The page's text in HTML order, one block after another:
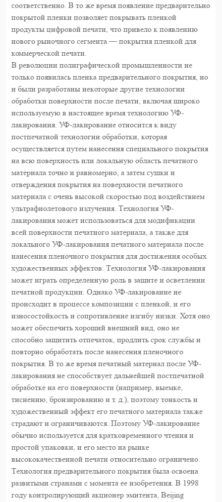
соответственно. В то же время появление предварительно
покрытой пленки позволяет покрывать пленкой
продукты цифровой печати, что привело к появлению
нового рыночного сегмента — покрытия пленкой для
коммерческой печати.
В революции полиграфической промышленности не
только появилась пленка предварительного покрытия, но
и были разработаны некоторые другие технологии
обработки поверхности после печати, включая широко
используемую в настоящее время технологию УФ-
лакирования. УФ-лакирование относится к виду
постпечатной технологии обработки, которая
осуществляется путем нанесения специального покрытия
на всю поверхность или локальную область печатного
материала точно и равномерно, а затем сушки и
отверждения покрытия на поверхности печатного
материала с очень высокой скоростью под воздействием
ультрафиолетового излучения. Технология УФ-
лакирования может использоваться для модификации
всей поверхности печатного материала, а также для
локального УФ-лакирования печатного материала после
нанесения пленочного покрытия для достижения особых
художественных эффектов. Технология УФ-лакирования
может играть определенную роль в защите и осветлении
печатной продукции. Однако УФ-лакирование не
происходит в процессе композиции с пленкой, и его
износостойкость и сопротивление изгибу низки. Хотя оно
может обеспечить хороший внешний вид, оно не
способно защитить отпечаток, продлить срок службы и
повторно обработать после нанесения пленочного
покрытия. В то же время печатный материал после УФ-
лакирования не способствует дальнейшей постпечатной
обработке на его поверхности (например, выемке,
тиснению, бронзированию и т. д.), поэтому тонкость и
художественный эффект его печатного материала также
страдают и ограничиваются. Поэтому УФ-лакирование
обычно используется для кратковременного чтения и
простой упаковки, и его место на рынке
высококачественной печати относительно ограничено.
Технология предварительного покрытия была освоена
развитыми странами с момента ее изобретения. В 1998
году контролирующий акционер эмитента, Beijing